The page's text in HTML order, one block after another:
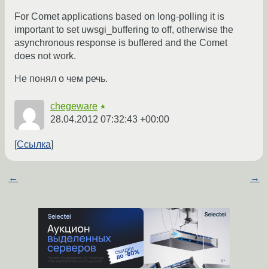
For Comet applications based on long-polling it is
important to set uwsgi_buffering to off, otherwise the
asynchronous response is buffered and the Comet
does not work.
Не понял о чем речь.
chegeware ★
28.04.2012 07:32:43 +00:00
Ссылка
← →